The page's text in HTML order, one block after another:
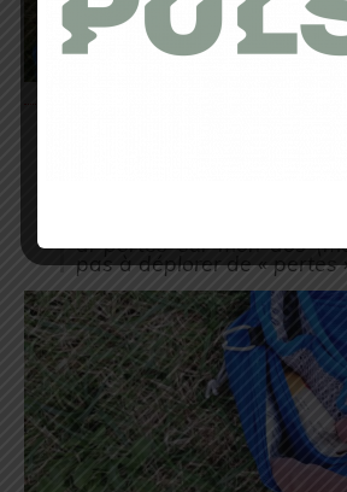
été forcément hyper
ai portés sur mon dos
pas à déplorer de « pertes